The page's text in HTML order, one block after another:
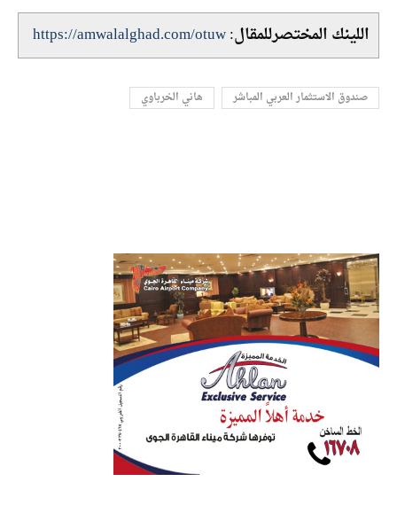
اللينك المختصرللمقال:https://amwalalghad.com/otuw
صندوق الاستثمار العربي المباشر هاني الخرباوي